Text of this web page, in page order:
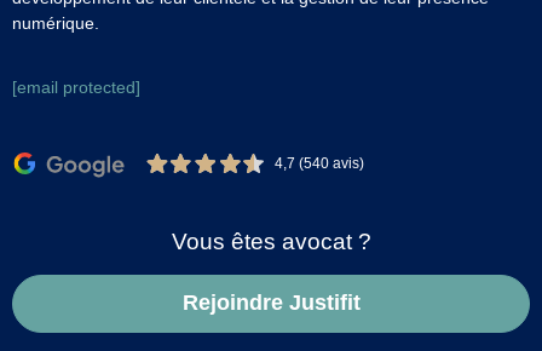
numérique.
[email protected]
4,7 (540 avis)
Vous êtes avocat ?
Rejoindre Justifit